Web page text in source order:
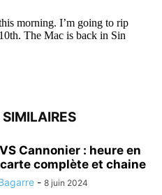
morning. I’m going to rip
The Mac is back in Sin
Cannonier : heure en
complète et chaine
- 8 juin 2024